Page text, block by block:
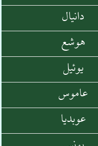
دانیال
هوشع
یوئیل
عاموس
عوبدیا